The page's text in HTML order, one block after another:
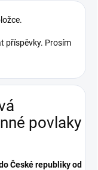
příspěvky. Prosím
povlaky
České republiky od